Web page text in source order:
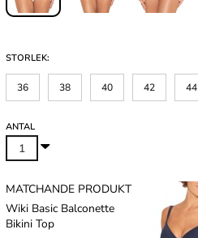
STORLEK:
36 38 40 42 44
ANTAL
MATCHANDE PRODUKT
Wiki Basic Balconette
Bikini Top